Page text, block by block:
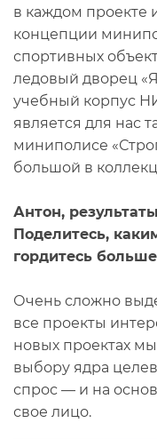
в каждом проекте
концепции
спортивных
ледовый дворец
учебный корпус
является для нас
миниполисе
большой в
Антон,
Поделитесь,
гордитесь больше
Очень сложно
все проекты
новых проектах
выбору ядра
спрос — и на
свое лицо.